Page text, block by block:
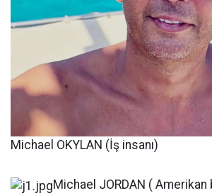
Michael OKYLAN (İş insanı)
Michael JORDAN (